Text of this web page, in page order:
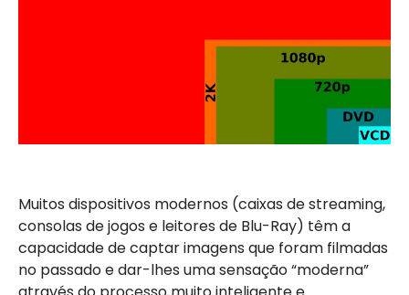
Muitos dispositivos modernos (caixas de streaming,
consolas de jogos e leitores de Blu-Ray) têm a
capacidade de captar imagens que foram filmadas
no passado e dar-lhes uma sensação “moderna”